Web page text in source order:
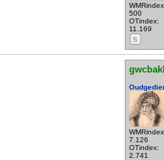
500
OTindex:
11.169
S
7.126
OTindex:
2.741